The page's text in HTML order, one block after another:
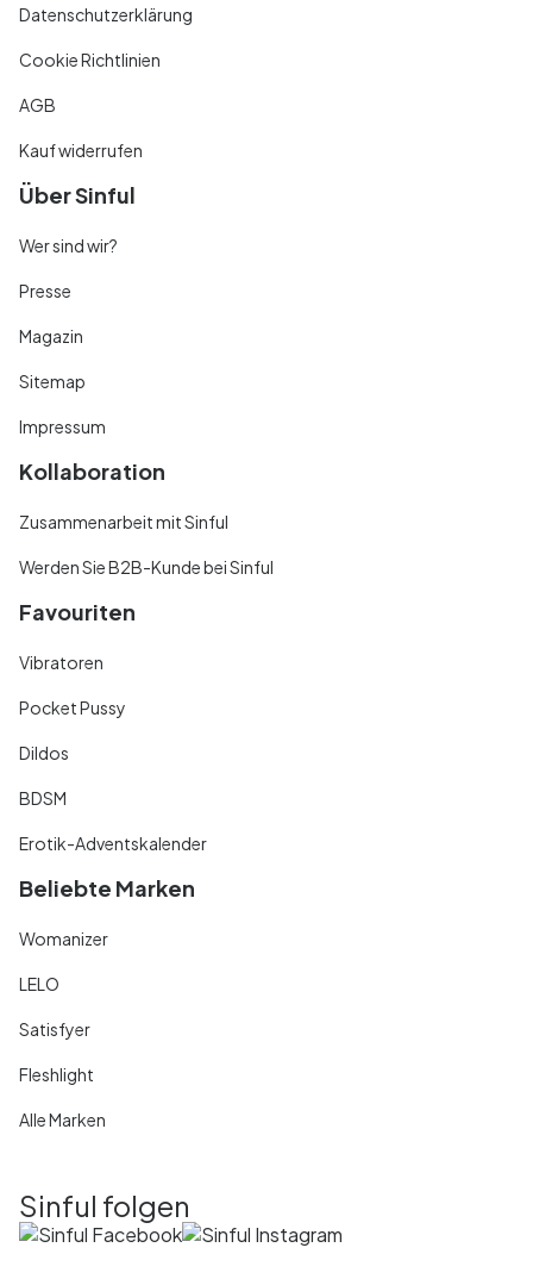
Datenschutzerklärung
Cookie Richtlinien
AGB
Kauf widerrufen
Über Sinful
Wer sind wir?
Presse
Magazin
Sitemap
Impressum
Kollaboration
Zusammenarbeit mit Sinful
Werden Sie B2B-Kunde bei Sinful
Favouriten
Vibratoren
Pocket Pussy
Dildos
BDSM
Erotik-Adventskalender
Beliebte Marken
Womanizer
LELO
Satisfyer
Fleshlight
Alle Marken
Sinful folgen